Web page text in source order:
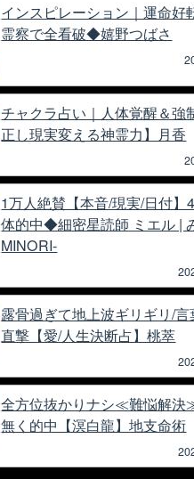
インスピレーション｜運命好
霊察で全看破◆嬉野つばさ
チャクラ占い｜人体覚醒＆強
正し現実変える神霊力】月香
1万人絶賛【本音/現実/日付】
体的中◆細密星読師 ミエル |
MINORI-
露骨過ぎて地上波ギリギリ/
直撃【愛/人生決断占】桃萃
全方位抜かりナシ≪難悩解
無く的中【溟白龍】地支命術